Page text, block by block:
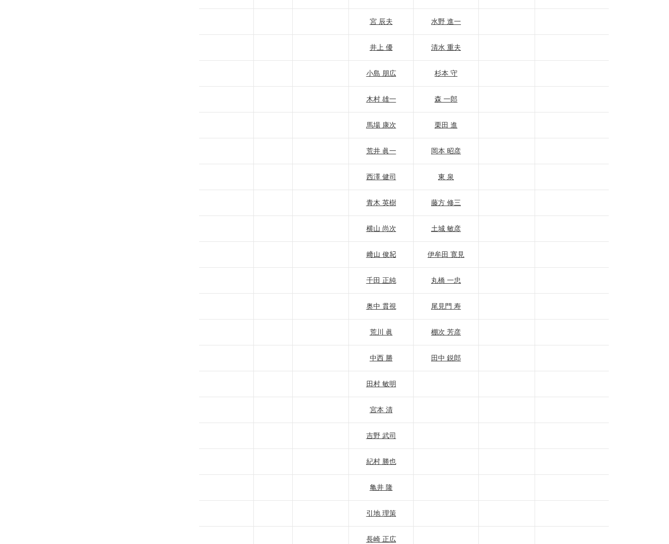
宮 辰夫 水野 進一
井上 優 清水 重夫
小島 朋広 杉本 守
木村 雄一 森 一郎
馬場 康次 栗田 進
荒井 眞一 岡本 昭彦
西澤 健司 東 泉
青木 英樹 藤方 修三
横山 尚次 土城 敏彦
﨑山 俊紀 伊牟田 寛見
千田 正純 丸橋 一忠
奥中 貫視 尾見門 寿
荒川 眞 棚次 芳彦
中西 勝 田中 鋭郎
田村 敏明
宮本 清
吉野 武司
紀村 勝也
亀井 隆
引地 理策
長崎 正広